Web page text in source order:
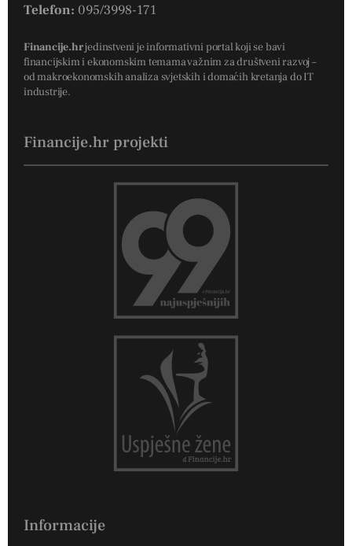
Telefon: 095/3998-171
Financije.hrjedinstveni je informativni portal koji se bavi
financijskim i ekonomskim temama važnim za društveni razvoj –
od makroekonomskih analiza svjetskih i domaćih kretanja do IT
industrije.
Financije.hr projekti
Informacije